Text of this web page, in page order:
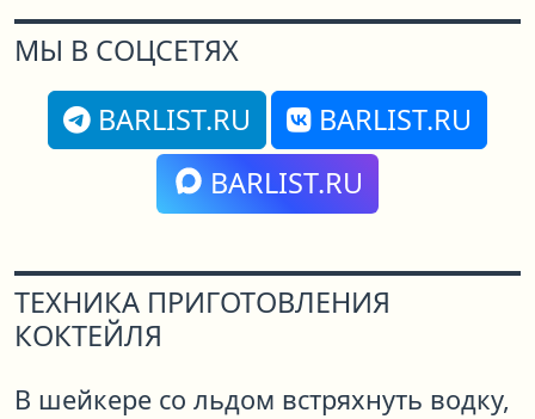
МЫ В СОЦСЕТЯХ
BARLIST.RU
BARLIST.RU
BARLIST.RU
ТЕХНИКА ПРИГОТОВЛЕНИЯ
КОКТЕЙЛЯ
В шейкере со льдом встряхнуть водку,